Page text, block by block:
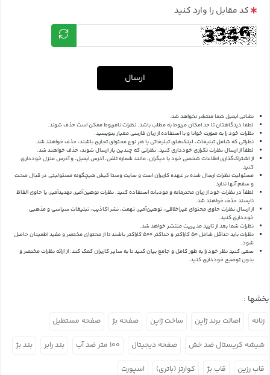
کد مقابل را وارد کنید
ارسال
نشانی ایمیل شما منتشر نخواهد شد.
لطفا دیدگاهتان تا حد امکان مربوط به مطلب باشد. نظرات نامربوط ممکن است حذف شوند.
نظرات خود را به صورت خوانا و با استفاده از زبان فارسی معیار بنویسید.
نظراتی که شامل تبلیغات، لینک‌های تبلیغاتی یا هر نوع محتوای تجاری باشند، حذف خواهند شد.
لطفاً از ارسال نظرات تکراری خودداری کنید. نظراتی که چندین بار ارسال شوند، حذف خواهند شد.
از اشتراک‌گذاری اطلاعات شخصی خود یا دیگران، مانند شماره تلفن، آدرس ایمیل، و آدرس منزل خودداری
کنید.
مسئولیت نظرات ارسال شده بر عهده کاربران است و سایت وستا کیش هیچگونه مسئولیتی در قبال صحت
و سقم آنها ندارد.
لطفاً در نظرات خود از زبان محترمانه و مودبانه استفاده کنید. نظرات توهین‌آمیز، تهدیدآمیز، یا حاوی الفاظ
ناپسند حذف خواهند شد.
از ارسال نظرات حاوی محتوای غیراخلاقی، توهین‌آمیز، تهمت، نشر اکاذیب، تبلیغات سیاسی و مذهبی
خودداری کنید.
نظرات شما بعد از تایید مدیریت منتشر خواهد شد.
نظرات باید حداقل شامل 50 کاراکتر و حداکثر 500 کاراکتر باشند تا از محتوای مختصر و مفید اطمینان حاصل
شود.
سعی کنید نظر خود را به طور کامل و جامع بیان کنید تا به سایر کاربران کمک کند.از ارائه نظرات مختصر و
بدون توضیح خودداری کنید.
بخشها :
زنانه اصالت برند ژاپن ساخت ژاپن صفحه بژ صفحه مستطیل
شیشه کریستال ضد خش صفحه دیجیتال ۱۰۰ متر ضد آب بند رابر بند بژ
قاب رزین قاب بژ کوارتز (باتری) اسپورت